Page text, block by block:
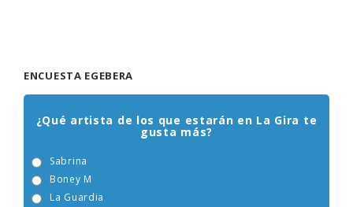
ENCUESTA EGEBERA
¿Qué artista de los que estarán en La Gira te
gusta más?
Sabrina
Boney M
La Guardia